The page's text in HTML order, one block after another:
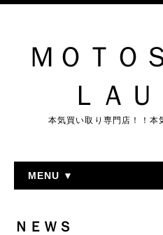
ＭＯＴＯ
ＬＡ
本気買い取り専門店！！本
MENU ▼
ＮＥＷＳ